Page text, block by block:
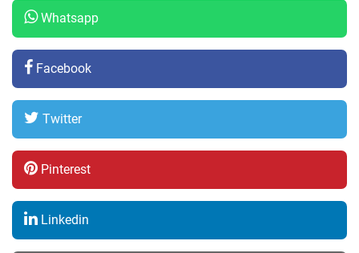
Whatsapp
Facebook
Twitter
Pinterest
Linkedin